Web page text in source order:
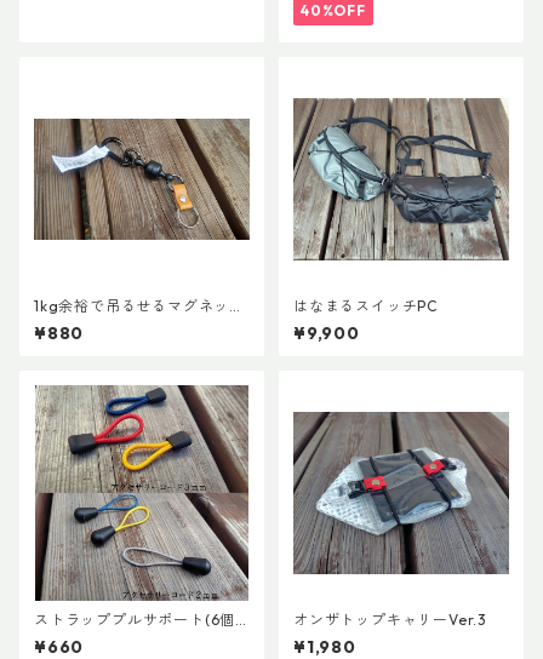
40%OFF
1kg余裕で吊るせるマグネット
キーホルダー
¥880
はなまるスイッチPC
¥9,900
ストラッププルサポート(6個
セット)
¥660
オンザトップキャリーVer.3
¥1,980